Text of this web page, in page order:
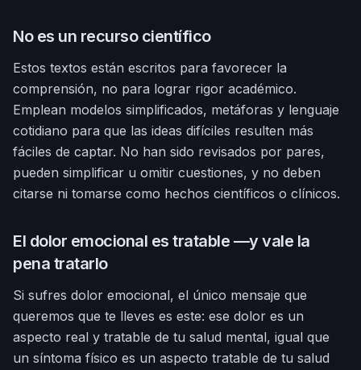
No es un recurso científico
Estos textos están escritos para favorecer la
comprensión, no para lograr rigor académico.
Emplean modelos simplificados, metáforas y lenguaje
cotidiano para que las ideas difíciles resulten más
fáciles de captar. No han sido revisados por pares,
pueden simplificar u omitir cuestiones, y no deben
citarse ni tomarse como hechos científicos o clínicos.
El dolor emocional es tratable —y vale la
pena tratarlo
Si sufres dolor emocional, el único mensaje que
queremos que te lleves es este: ese dolor es un
aspecto real y tratable de tu salud mental, igual que
un síntoma físico es un aspecto tratable de tu salud